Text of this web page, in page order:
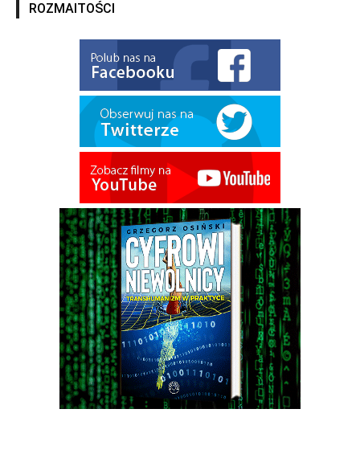
ROZMAITOŚCI